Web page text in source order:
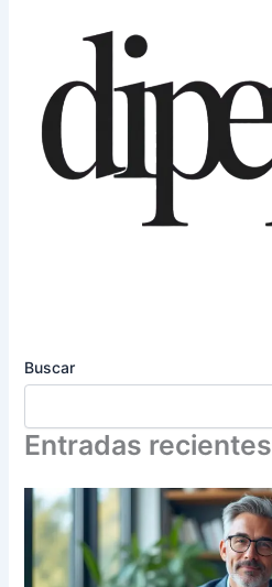
Buscar
Entradas recientes